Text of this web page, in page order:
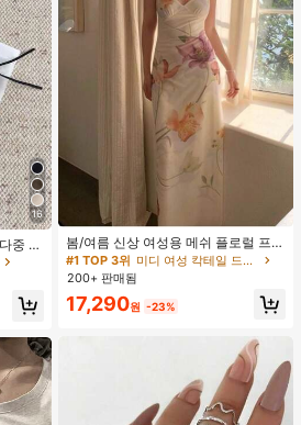
16
중 지
노
봄/여름 신상 여성용 메쉬 플로럴 프린
트 드레스, 브이넥, 휴가 스타일, 섹시
한 비치 파티 댄스 드레스, 스파게티
스트랩 웨딩 가을
#1 TOP 3위
재고 5개 남음
#1 TOP 3위
미디 여성 칵테일 드레스
재고 5개 남음
#1 TOP 3위
미디 여성 칵테일 드레스
재고 5개 남음
#1 TOP 3위
재고 5개 남음
200+ 판매됨
17,290원 -23%